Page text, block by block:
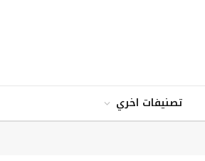
تصنيفات اخري